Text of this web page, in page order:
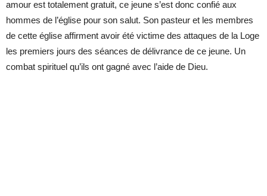
amour est totalement gratuit, ce jeune s’est donc confié aux
hommes de l’église pour son salut. Son pasteur et les membres
de cette église affirment avoir été victime des attaques de la Loge
les premiers jours des séances de délivrance de ce jeune. Un
combat spirituel qu’ils ont gagné avec l’aide de Dieu.